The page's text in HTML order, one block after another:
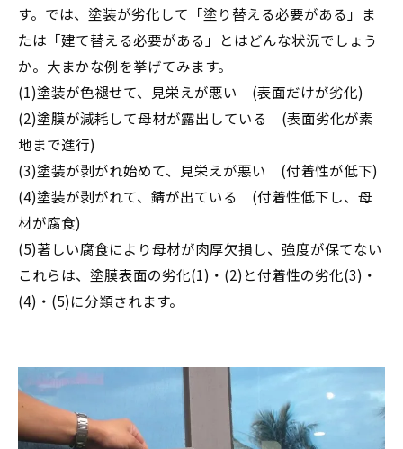
す。では、塗装が劣化して「塗り替える必要がある」ま
たは「建て替える必要がある」とはどんな状況でしょう
か。大まかな例を挙げてみます。
(1)塗装が色褪せて、見栄えが悪い (表面だけが劣化)
(2)塗膜が減耗して母材が露出している (表面劣化が素
地まで進行)
(3)塗装が剥がれ始めて、見栄えが悪い (付着性が低下)
(4)塗装が剥がれて、錆が出ている (付着性低下し、母
材が腐食)
(5)著しい腐食により母材が肉厚欠損し、強度が保てない
これらは、塗膜表面の劣化(1)・(2)と付着性の劣化(3)・
(4)・(5)に分類されます。